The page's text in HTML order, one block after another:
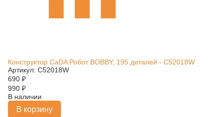
Конструктор CaDA Робот BOBBY, 195 деталей - C52018W
Артикул: C52018W
690 ₽
990 ₽
В наличии
В корзину